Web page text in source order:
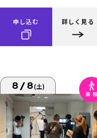
申し込む 詳しく見る
8/8(土)